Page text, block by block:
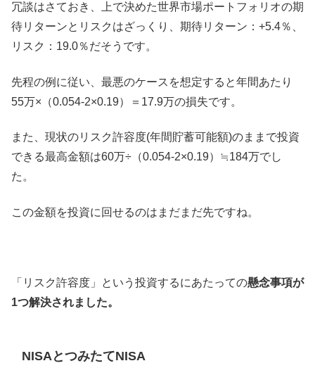
冗談はさておき、上で決めた世界市場ポートフォリオの期
待リターンとリスクはざっくり、期待リターン：+5.4％、
リスク：19.0％だそうです。
先程の例に従い、最悪のケースを想定すると年間あたり
55万×（0.054-2×0.19）＝17.9万の損失です。
また、現状のリスク許容度(年間貯蓄可能額)のままで投資
できる最高金額は60万÷（0.054-2×0.19）≒184万でし
た。
この金額を投資に回せるのはまだまだ先ですね。
「リスク許容度」という投資するにあたっての懸念事項が
1つ解決されました。
NISAとつみたてNISA